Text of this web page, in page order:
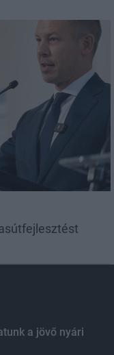
a jövő nyári